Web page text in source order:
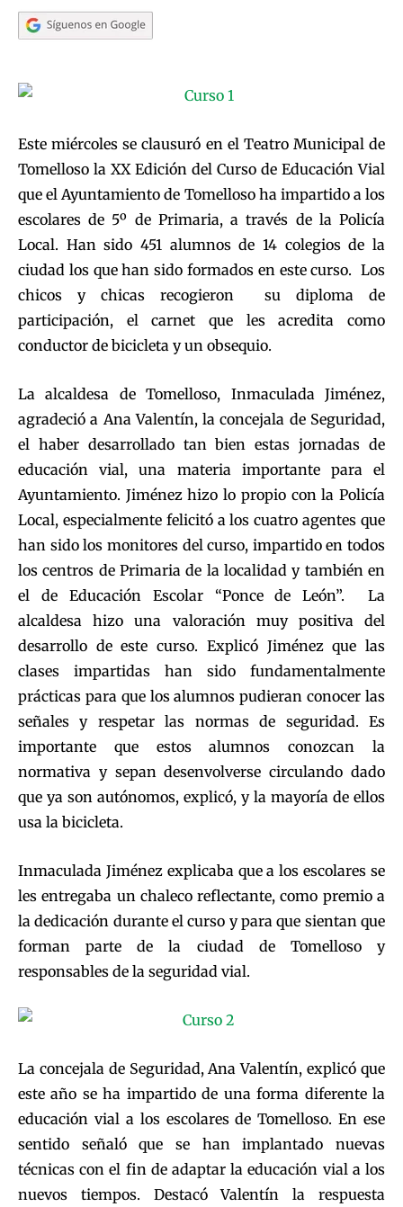
Este miércoles se clausuró en el Teatro Municipal de
Tomelloso la XX Edición del Curso de Educación Vial
que el Ayuntamiento de Tomelloso ha impartido a los
escolares de 5º de Primaria, a través de la Policía
Local. Han sido 451 alumnos de 14 colegios de la
ciudad los que han sido formados en este curso. Los
chicos y chicas recogieron su diploma de
participación, el carnet que les acredita como
conductor de bicicleta y un obsequio.
La alcaldesa de Tomelloso, Inmaculada Jiménez,
agradeció a Ana Valentín, la concejala de Seguridad,
el haber desarrollado tan bien estas jornadas de
educación vial, una materia importante para el
Ayuntamiento. Jiménez hizo lo propio con la Policía
Local, especialmente felicitó a los cuatro agentes que
han sido los monitores del curso, impartido en todos
los centros de Primaria de la localidad y también en
el de Educación Escolar “Ponce de León”. La
alcaldesa hizo una valoración muy positiva del
desarrollo de este curso. Explicó Jiménez que las
clases impartidas han sido fundamentalmente
prácticas para que los alumnos pudieran conocer las
señales y respetar las normas de seguridad. Es
importante que estos alumnos conozcan la
normativa y sepan desenvolverse circulando dado
que ya son autónomos, explicó, y la mayoría de ellos
usa la bicicleta.
Inmaculada Jiménez explicaba que a los escolares se
les entregaba un chaleco reflectante, como premio a
la dedicación durante el curso y para que sientan que
forman parte de la ciudad de Tomelloso y
responsables de la seguridad vial.
La concejala de Seguridad, Ana Valentín, explicó que
este año se ha impartido de una forma diferente la
educación vial a los escolares de Tomelloso. En ese
sentido señaló que se han implantado nuevas
técnicas con el fin de adaptar la educación vial a los
nuevos tiempos. Destacó Valentín la respuesta